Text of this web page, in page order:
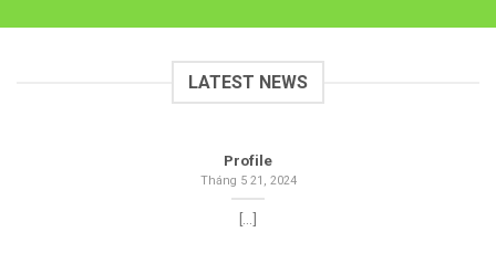
LATEST NEWS
Profile
Tháng 5 21, 2024
[...]